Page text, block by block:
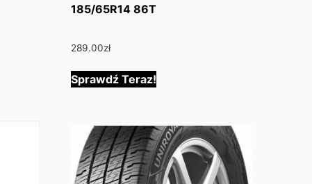
185/65R14 86T
289.00zł
Sprawdź Teraz!